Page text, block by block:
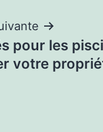
pour les
votre